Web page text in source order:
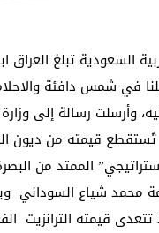
السعودية تبلغ
في شمس دافئة
وأرسلت رسالة إلى
قيمته من ديون
الممتد من
شياع السوداني
الترانزيت الفعلية هي